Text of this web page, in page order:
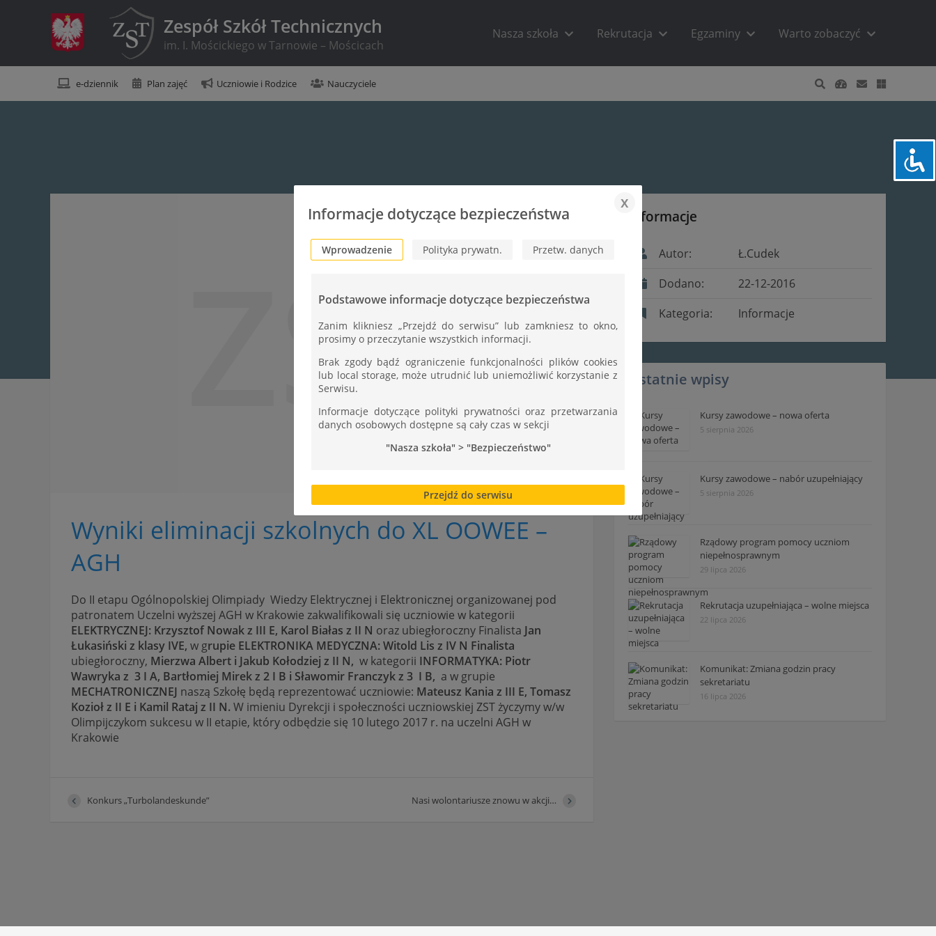
Zespół Szkół Technicznych
im. I. Mościckiego w Tarnowie – Mościcach
Nasza szkoła Rekrutacja Egzaminy Warto zobaczyć
e-dziennik Plan zajęć Uczniowie i Rodzice Nauczyciele
ZST
Wyniki eliminacji szkolnych do XL OOWEE –
AGH
Do II etapu Ogólnopolskiej Olimpiady Wiedzy Elektrycznej i Elektronicznej organizowanej pod
patronatem Uczelni wyższej AGH w Krakowie zakwalifikowali się uczniowie w kategorii
ELEKTRYCZNEJ: Krzysztof Nowak z III E, Karol Białas z II N oraz ubiegłoroczny Finalista Jan
Łukasiński z klasy IVE, w grupie ELEKTRONIKA MEDYCZNA:Witold Lis z IV N Finalista
ubiegłoroczny, Mierzwa Albert i Jakub Kołodziej z II N, w kategorii INFORMATYKA: Piotr
Wawryka z 3 I A, Bartłomiej Mirek z 2 I B i Sławomir Franczyk z 3 I B, a w grupie
MECHATRONICZNEJ naszą Szkołę będą reprezentować uczniowie: Mateusz Kania z III E, Tomasz
Kozioł z II E i Kamil Rataj z II N.W imieniu Dyrekcji i społeczności uczniowskiej ZST życzymy w/w
Olimpijczykom sukcesu w II etapie, który odbędzie się 10 lutego 2017 r. na uczelni AGH w
Krakowie
Konkurs „Turbolandeskunde” Nasi wolontariusze znowu w akcji…
Informacje
Autor:
Ł.Cudek
Dodano:
22-12-2016
Kategoria:
Informacje
Ostatnie wpisy
Kursy zawodowe – nowa oferta
5 sierpnia 2026
Kursy zawodowe – nabór uzupełniający
5 sierpnia 2026
Rządowy program pomocy uczniom
niepełnosprawnym
29 lipca 2026
Rekrutacja uzupełniająca – wolne miejsca
22 lipca 2026
Komunikat: Zmiana godzin pracy
sekretariatu
16 lipca 2026
Informacje dotyczące bezpieczeństwa
x
Wprowadzenie Polityka prywatn. Przetw. danych
Podstawowe informacje dotyczące bezpieczeństwa
Zanim klikniesz „Przejdź do serwisu” lub zamkniesz to okno,
prosimy o przeczytanie wszystkich informacji.
Brak zgody bądź ograniczenie funkcjonalności plików cookies
lub local storage, może utrudnić lub uniemożliwić korzystanie z
Serwisu.
Informacje dotyczące polityki prywatności oraz przetwarzania
danych osobowych dostępne są cały czas w sekcji
"Nasza szkoła" > "Bezpieczeństwo"
Przejdź do serwisu